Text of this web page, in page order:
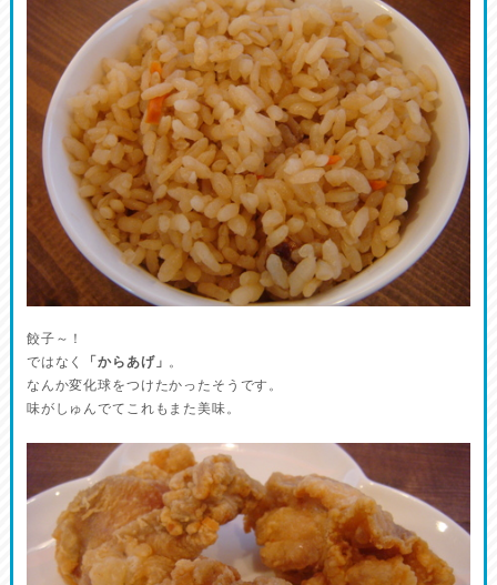
餃子～！
ではなく
「からあげ」 。
なんか変化球をつけたかったそうです。
味がしゅんでてこれもまた美味。